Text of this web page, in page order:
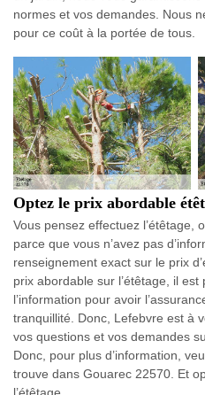
normes et vos demandes. Nous
pour ce coût à la portée de tous.
Optez le prix abordable
Vous pensez effectuez l’étêtage,
parce que vous n’avez pas
renseignement exact sur le prix
prix abordable sur l’étêtage, il
l’information pour avoir
tranquillité. Donc, Lefebvre est à
vos questions et vos demandes
Donc, pour plus d’information,
trouve dans Gouarec 22570. Et